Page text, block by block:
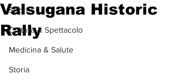
Sport
Cultura & Spettacolo
Medicina & Salute
Storia
Valsugana Historic
Rally